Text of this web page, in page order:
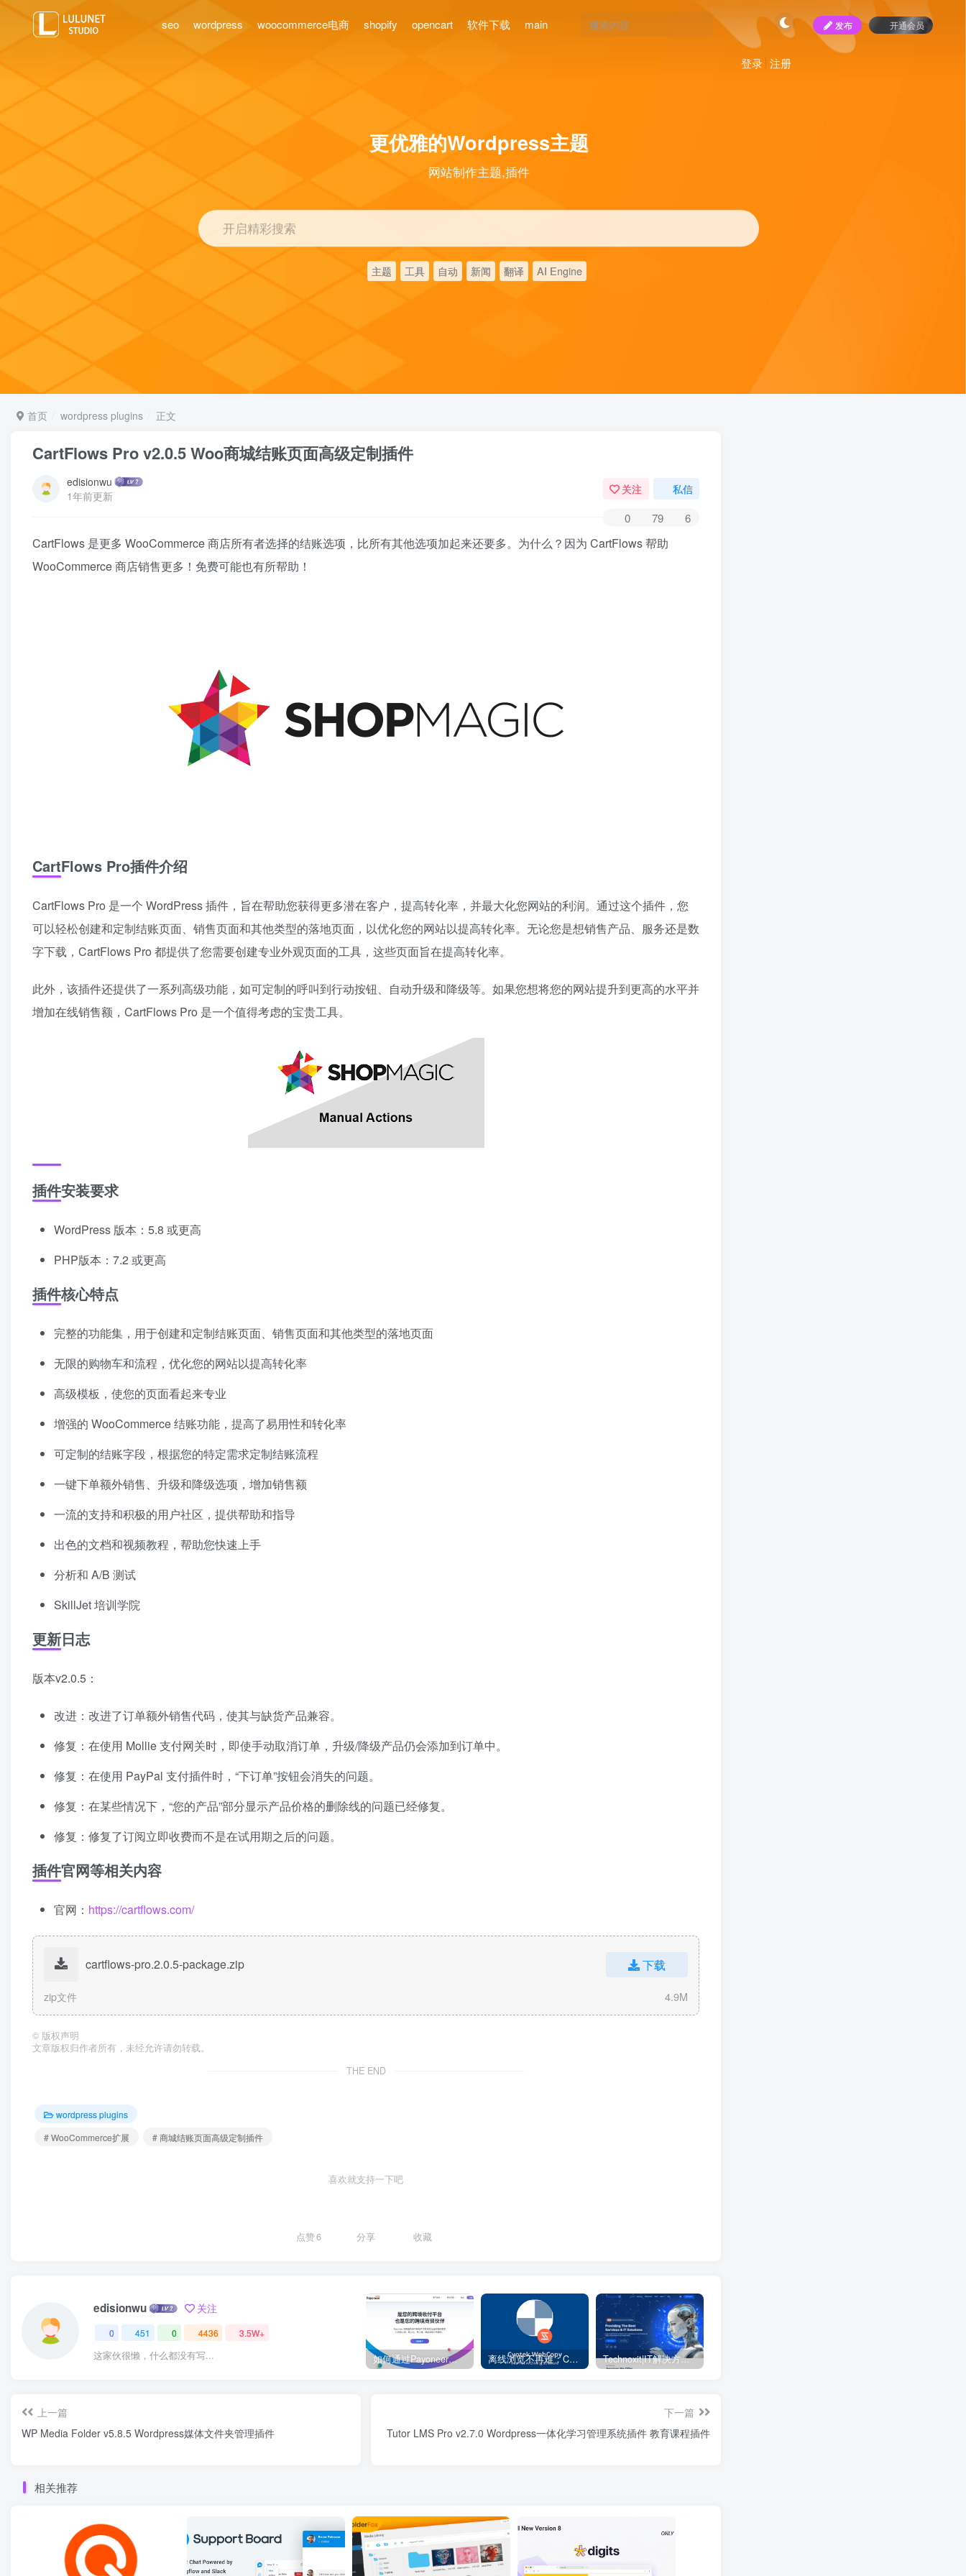
seo wordpress woocommerce电商 shopify opencart 软件下载 main 发布 开通会员
登录 注册
更优雅的Wordpress主题
网站制作主题,插件
开启精彩搜索
主题 工具 自动 新闻 翻译 AI Engine
首页 wordpress plugins 正文
CartFlows Pro v2.0.5 Woo商城结账页面高级定制插件
edisionwu
1年前更新
关注 私信
0 79 6
CartFlows 是更多 WooCommerce 商店所有者选择的结账选项，比所有其他选项加起来还要多。为什么？因为 CartFlows 帮助
WooCommerce 商店销售更多！免费可能也有所帮助！
CartFlows Pro插件介绍
CartFlows Pro 是一个 WordPress 插件，旨在帮助您获得更多潜在客户，提高转化率，并最大化您网站的利润。通过这个插件，您
可以轻松创建和定制结账页面、销售页面和其他类型的落地页面，以优化您的网站以提高转化率。无论您是想销售产品、服务还是数
字下载，CartFlows Pro 都提供了您需要创建专业外观页面的工具，这些页面旨在提高转化率。
此外，该插件还提供了一系列高级功能，如可定制的呼叫到行动按钮、自动升级和降级等。如果您想将您的网站提升到更高的水平并
增加在线销售额，CartFlows Pro 是一个值得考虑的宝贵工具。
插件安装要求
WordPress 版本：5.8 或更高
PHP版本：7.2 或更高
插件核心特点
完整的功能集，用于创建和定制结账页面、销售页面和其他类型的落地页面
无限的购物车和流程，优化您的网站以提高转化率
高级模板，使您的页面看起来专业
增强的 WooCommerce 结账功能，提高了易用性和转化率
可定制的结账字段，根据您的特定需求定制结账流程
一键下单额外销售、升级和降级选项，增加销售额
一流的支持和积极的用户社区，提供帮助和指导
出色的文档和视频教程，帮助您快速上手
分析和 A/B 测试
SkillJet 培训学院
更新日志
版本v2.0.5：
改进：改进了订单额外销售代码，使其与缺货产品兼容。
修复：在使用 Mollie 支付网关时，即使手动取消订单，升级/降级产品仍会添加到订单中。
修复：在使用 PayPal 支付插件时，“下订单”按钮会消失的问题。
修复：在某些情况下，“您的产品”部分显示产品价格的删除线的问题已经修复。
修复：修复了订阅立即收费而不是在试用期之后的问题。
插件官网等相关内容
官网： https://cartflows.com/
cartflows-pro.2.0.5-package.zip 下载
zip文件 4.9M
© 版权声明
文章版权归作者所有，未经允许请勿转载。
THE END
wordpress plugins
# WooCommerce扩展
# 商城结账页面高级定制插件
喜欢就支持一下吧
点赞6 分享 收藏
edisionwu 关注
0 451 0 4436 3.5W+
这家伙很懒，什么都没有写... 如何通过Payoneer派安盈转账？ – 电商独立站 离线浏览不再难：Cyotek WebCopy 助你轻松下载整站 Technoxit|IT解决方案和业务服务多用途响应式WordPress主题
上一篇
WP Media Folder v5.8.5 Wordpress媒体文件夹管理插件
下一篇
Tutor LMS Pro v2.7.0 Wordpress一体化学习管理系统插件 教育课程插件
相关推荐